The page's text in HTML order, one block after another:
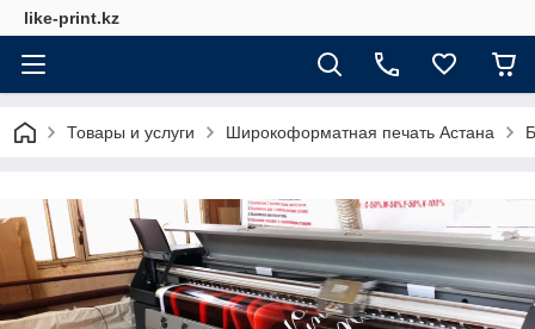
like-print.kz
Товары и услуги Широкоформатная печать Астана